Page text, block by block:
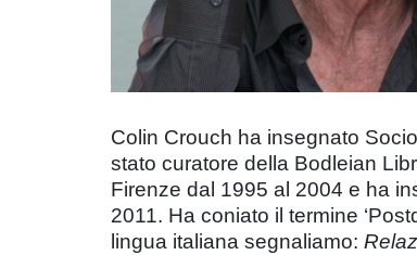
Colin Crouch ha insegnato
stato curatore della Bodleian
Firenze dal 1995 al 2004 e ha
2011. Ha coniato il termine
lingua italiana segnaliamo: